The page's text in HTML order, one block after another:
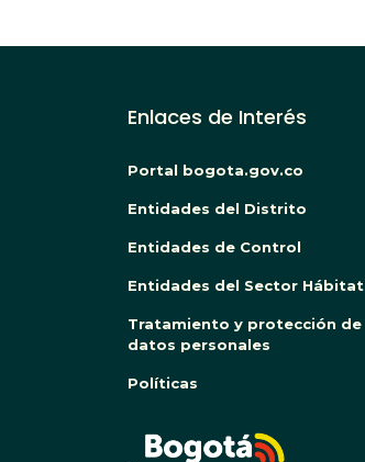
Enlaces de Interés
Portal bogota.gov.co
Entidades del Distrito
Entidades de Control
Entidades del Sector Hábitat
Tratamiento y protección de
datos personales
Políticas